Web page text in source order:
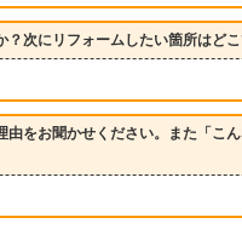
次にリフォームしたい箇所はど
をお聞かせください。また「こ